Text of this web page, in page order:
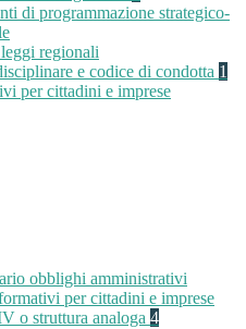
di programmazione strategico-
regionali
e codice di condotta 1
per cittadini e imprese
obblighi amministrativi
per cittadini e imprese
o struttura analoga 4